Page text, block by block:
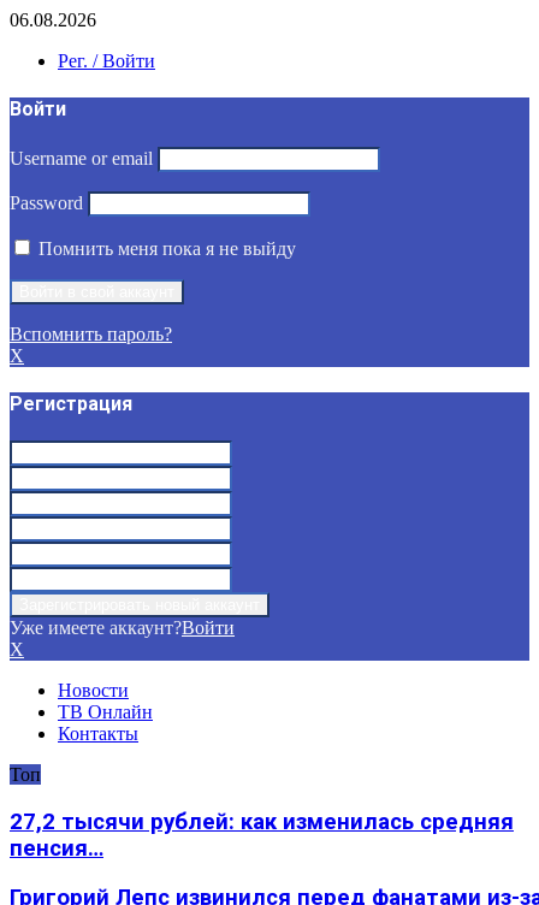
06.08.2026
Рег. / Войти
Войти
Username or email
Password
Помнить меня пока я не выйду
Вспомнить пароль?
X
Регистрация
Уже имеете аккаунт?Войти
X
Новости
ТВ Онлайн
Контакты
Топ
27,2 тысячи рублей: как изменилась средняя
пенсия…
Григорий Лепс извинился перед фанатами из-